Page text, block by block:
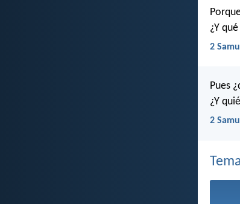
¿Y
2
Pues
¿Y
2